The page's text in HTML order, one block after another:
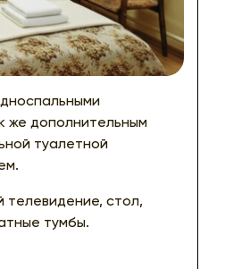
же дополнительным
туалетной
телевидение, стол,
тумбы.